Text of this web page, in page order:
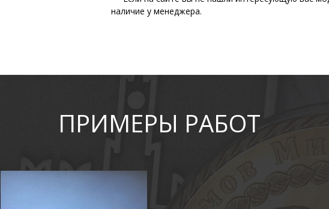
наличие у менеджера.
ПРИМЕРЫ РАБОТ